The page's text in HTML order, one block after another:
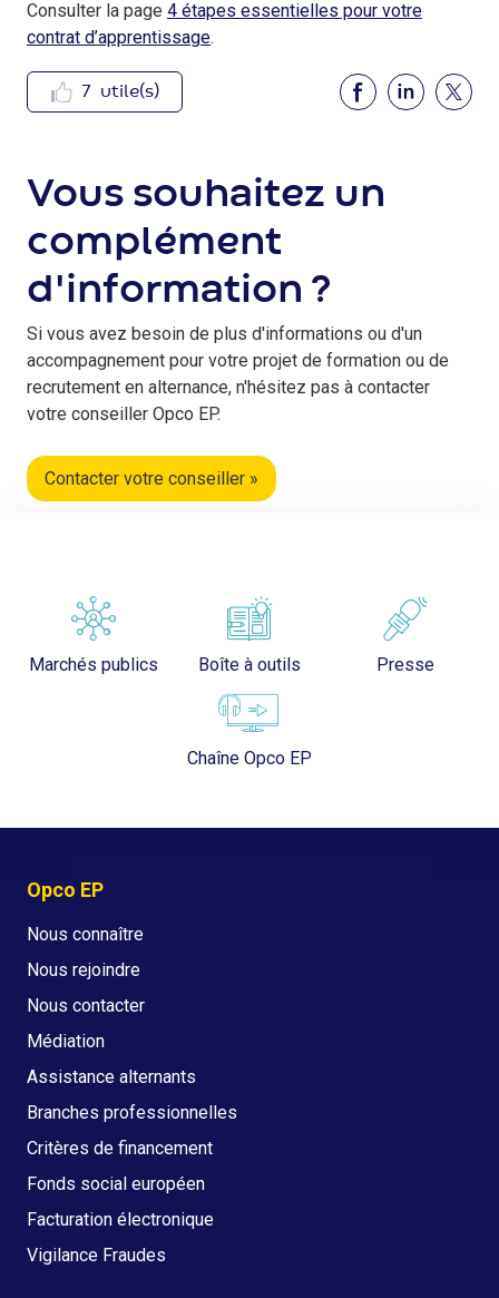
7 utile(s)
Consulter la page 4 étapes essentielles pour votre
contrat d’apprentissage.
Vous souhaitez un
complément
d'information ?
Si vous avez besoin de plus d'informations ou d'un
accompagnement pour votre projet de formation ou de
recrutement en alternance, n'hésitez pas à contacter
votre conseiller Opco EP.
Contacter votre conseiller »
Marchés publics Boîte à outils Presse
Chaîne Opco EP
Opco EP
Nous connaître
Nous rejoindre
Nous contacter
Médiation
Assistance alternants
Branches professionnelles
Critères de financement
Fonds social européen
Facturation électronique
Vigilance Fraudes